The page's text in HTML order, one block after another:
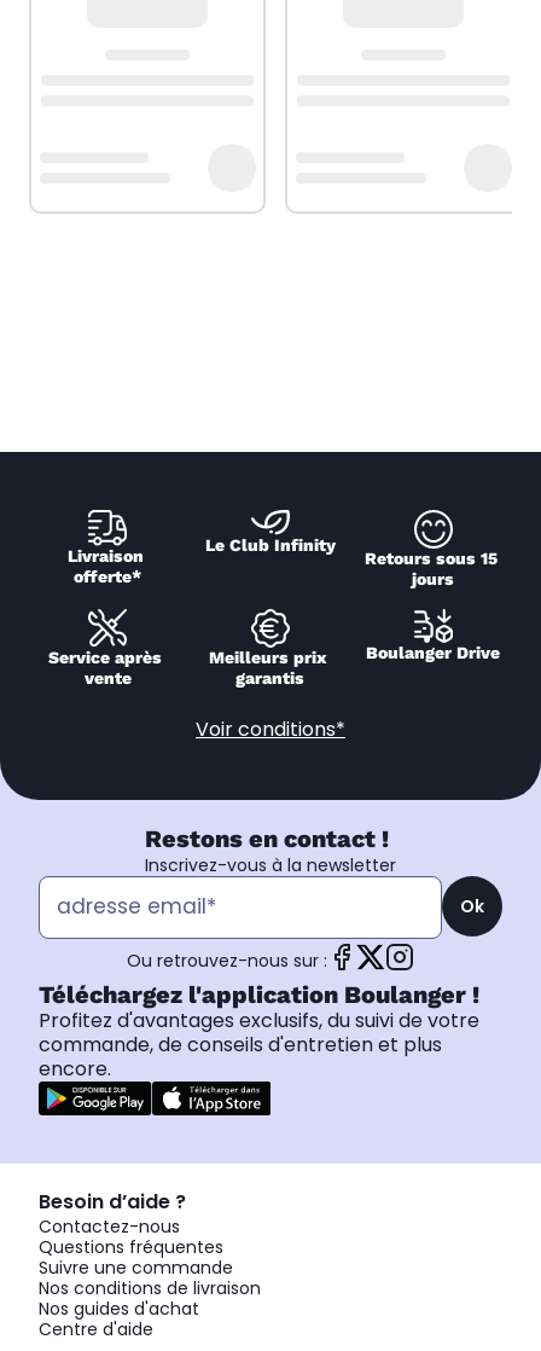
Livraison
offerte*
Le Club Infinity
Retours sous 15
jours
Service après
vente
Meilleurs prix
garantis
Boulanger Drive
Voir conditions*
Restons en contact !
Inscrivez-vous à la newsletter
Ok
Ou retrouvez-nous sur :
Téléchargez l'application Boulanger !
Profitez d'avantages exclusifs, du suivi de votre
commande, de conseils d'entretien et plus
encore.
Besoin d’aide ?
Contactez-nous
Questions fréquentes
Suivre une commande
Nos conditions de livraison
Nos guides d'achat
Centre d'aide